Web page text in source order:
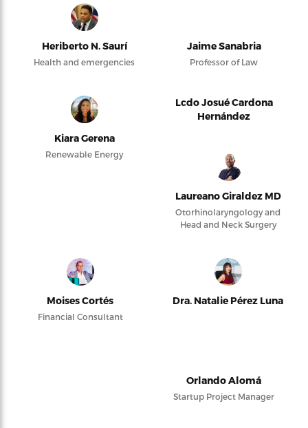
Heriberto N. Saurí
Health and emergencies
Jaime Sanabria
Professor of Law
Kiara Gerena
Renewable Energy
Lcdo Josué Cardona
Hernández
Laureano Giraldez MD
Otorhinolaryngology and
Head and Neck Surgery
Moises Cortés
Financial Consultant
Dra. Natalie Pérez Luna
Orlando Alomá
Startup Project Manager